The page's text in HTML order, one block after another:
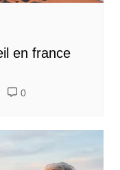
en france
0